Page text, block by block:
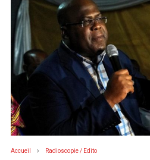
Accueil Radioscopie / Edito